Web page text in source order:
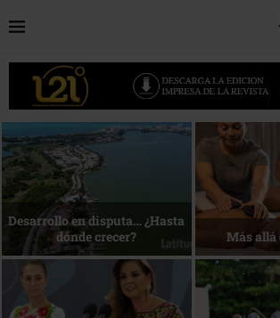
Bottega, un viaje servido a la
mesa
Energía